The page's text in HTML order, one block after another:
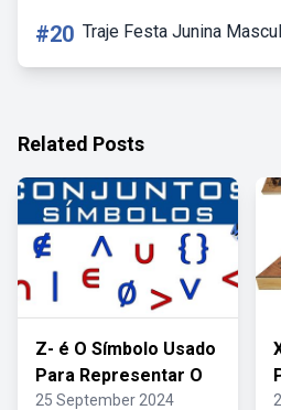
#20 Traje Festa Junina
Related Posts
Z- é O Símbolo Usado
Para Representar O
25 September 2024